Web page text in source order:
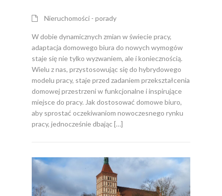
Nieruchomości - porady
W dobie dynamicznych zmian w świecie pracy,
adaptacja domowego biura do nowych wymogów
staje się nie tylko wyzwaniem, ale i koniecznością.
Wielu z nas, przystosowując się do hybrydowego
modelu pracy, staje przed zadaniem przekształcenia
domowej przestrzeni w funkcjonalne i inspirujące
miejsce do pracy. Jak dostosować domowe biuro,
aby sprostać oczekiwaniom nowoczesnego rynku
pracy, jednocześnie dbając […]